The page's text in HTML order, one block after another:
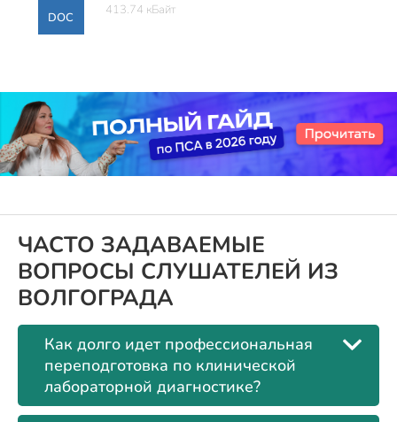
DOC 413.74 кБайт
ЧАСТО ЗАДАВАЕМЫЕ
ВОПРОСЫ СЛУШАТЕЛЕЙ ИЗ
ВОЛГОГРАДА
Как долго идет профессиональная
переподготовка по клинической
лабораторной диагностике?